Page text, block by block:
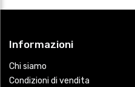
Informazioni
Chi siamo
Condizioni di vendita